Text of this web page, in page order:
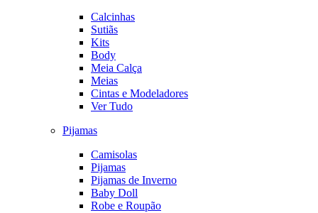
Calcinhas
Sutiãs
Kits
Body
Meia Calça
Meias
Cintas e Modeladores
Ver Tudo
Pijamas
Camisolas
Pijamas
Pijamas de Inverno
Baby Doll
Robe e Roupão